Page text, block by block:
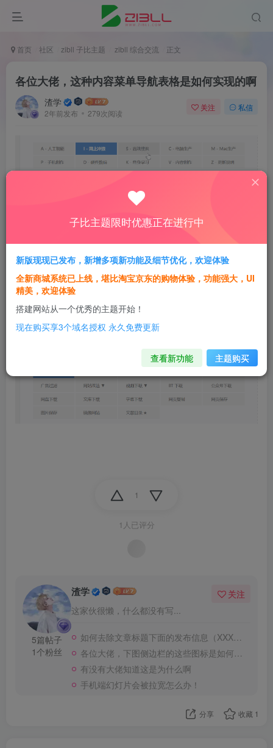
首页 社区 zibll 子比主题 zibll 综合交流 正文
各位大佬，这种内容菜单导航表格是如何实现的啊
渣学
2年前发布 279次阅读
关注 私信
1
1人已评分
5篇帖子
1个粉丝
渣学
这家伙很懒，什么都没有写...
关注
如何去除文章标题下面的发布信息（XXXX前更新）
各位大佬，下图侧边栏的这些图标是如何创建的
有没有大佬知道这是为什么啊
手机端幻灯片会被拉宽怎么办！
分享 收藏 1
子比主题限时优惠正在进行中
新版现现已发布，新增多项新功能及细节优化，欢迎体验
全新商城系统已上线，堪比淘宝京东的购物体验，功能强大，UI
精美，欢迎体验
搭建网站从一个优秀的主题开始！
现在购买享3个域名授权 永久免费更新
查看新功能 主题购买